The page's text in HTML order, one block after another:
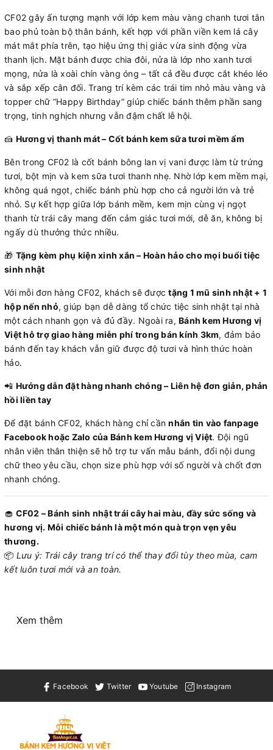
CF02 gây ấn tượng mạnh với lớp kem màu vàng chanh tươi tắn
bao phủ toàn bộ thân bánh, kết hợp với phần viền kem lá cây
mát mắt phía trên, tạo hiệu ứng thị giác vừa sinh động vừa
thanh lịch. Mặt bánh được chia đôi, nửa là lớp nho xanh tươi
mọng, nửa là xoài chín vàng óng – tất cả đều được cắt khéo léo
và sắp xếp cân đối. Trang trí kèm các trái tim nhỏ màu vàng và
topper chữ “Happy Birthday” giúp chiếc bánh thêm phần sang
trọng, tinh nghịch nhưng vẫn đậm chất lễ hội.
🍰 Hương vị thanh mát – Cốt bánh kem sữa tươi mềm ẩm
Bên trong CF02 là cốt bánh bông lan vị vani được làm từ trứng
tươi, bột mịn và kem sữa tươi thanh nhẹ. Nhờ lớp kem mềm mại,
không quá ngọt, chiếc bánh phù hợp cho cả người lớn và trẻ
nhỏ. Sự kết hợp giữa lớp bánh mềm, kem mịn cùng vị ngọt
thanh từ trái cây mang đến cảm giác tươi mới, dễ ăn, không bị
ngấy dù thưởng thức nhiều.
🎁 Tặng kèm phụ kiện xinh xắn – Hoàn hảo cho mọi buổi tiệc
sinh nhật
Với mỗi đơn hàng CF02, khách sẽ đượctặng 1 mũ sinh nhật + 1
hộp nến nhỏ, giúp bạn dễ dàng tổ chức tiệc sinh nhật tại nhà
một cách nhanh gọn và đủ đầy. Ngoài ra, Bánh kem Hương vị
Việt hỗ trợ giao hàng miễn phí trong bán kính 3km, đảm bảo
bánh đến tay khách vẫn giữ được độ tươi và hình thức hoàn
hảo.
📲 Hướng dẫn đặt hàng nhanh chóng – Liên hệ đơn giản, phản
hồi liền tay
Để đặt bánh CF02, khách hàng chỉ cầnnhắn tin vào fanpage
Facebook hoặc Zalo của Bánh kem Hương vị Việt. Đội ngũ
nhân viên thân thiện sẽ hỗ trợ tư vấn mẫu bánh, đổi nội dung
chữ theo yêu cầu, chọn size phù hợp với số người và chốt đơn
nhanh chóng.
🧁 CF02 – Bánh sinh nhật trái cây hai màu, đầy sức sống và
hương vị. Mỗi chiếc bánh là một món quà trọn vẹn yêu
thương.
📦 Lưu ý: Trái cây trang trí có thể thay đổi tùy theo mùa, cam
kết luôn tươi mới và an toàn.
Xem thêm
Facebook Twitter Youtube Instagram